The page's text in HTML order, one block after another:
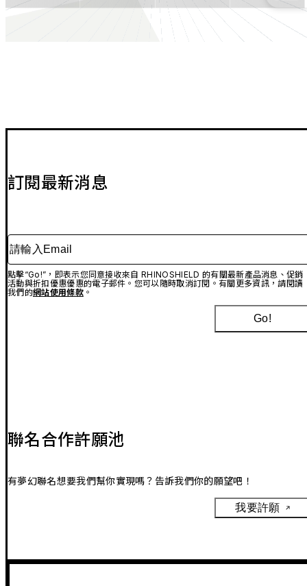
訂閱最新消息
請輸入Email
點擊“Go!”，即表示您同意接收來自 RHINOSHIELD 的有關最新產品消息、促銷
活動與折扣優惠優惠的電子郵件。您可以隨時取消訂閱。有關更多資訊，請閱讀
我們的網站使用條款。
Go!
聯名合作許願池
有夢幻聯名想要我們幫你實現嗎？告訴我們你的願望吧！
我要許願